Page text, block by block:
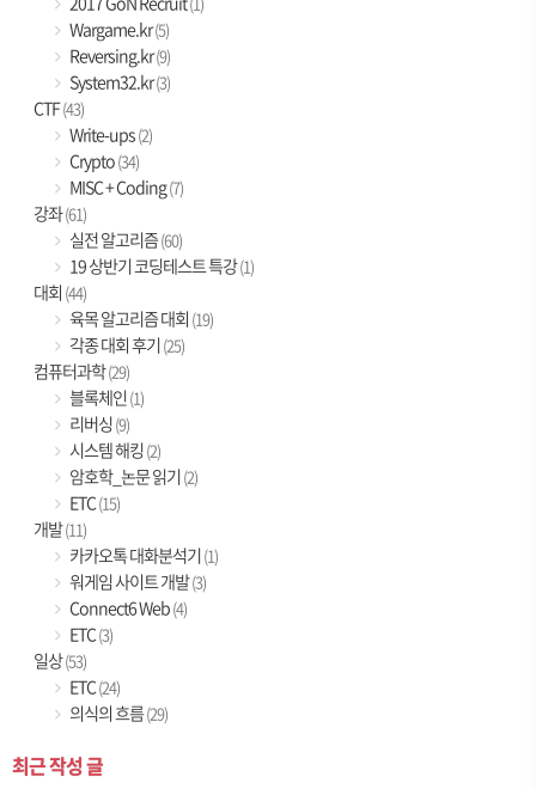
Wargame.kr(5)
Reversing.kr(9)
System32.kr(3)
CTF(43)
Write-ups(2)
Crypto(34)
MISC + Coding(7)
강좌(61)
실전 알고리즘(60)
19 상반기 코딩테스트 특강(1)
대회 (44)
육목 알고리즘 대회 (19)
각종 대회 후기(25)
컴퓨터과학(29)
블록체인(1)
리버싱(9)
시스템 해킹(2)
암호학_논문 읽기(2)
ETC(15)
개발(11)
카카오톡 대화분석기(1)
워게임 사이트 개발(3)
Connect6 Web(4)
ETC(3)
일상(53)
ETC(24)
의식의 흐름(29)
최근 작성 글